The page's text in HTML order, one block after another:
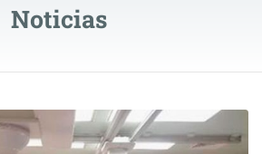
Noticias